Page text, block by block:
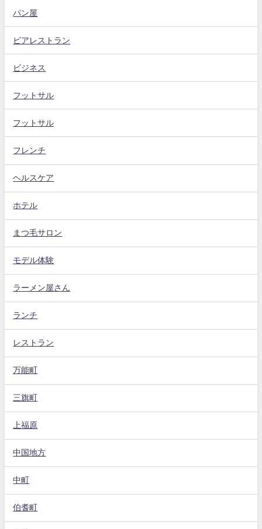
パン屋
ビアレストラン
ビジネス
フットサル
フットサル
フレンチ
ヘルスケア
ホテル
まつ毛サロン
モデル体験
ラーメン屋さん
ランチ
レストラン
万能町
三旗町
上福原
中国地方
中町
伯耆町